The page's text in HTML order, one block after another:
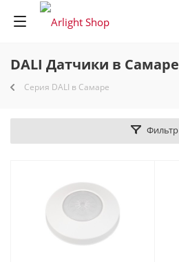
DALI Датчики в Самаре
Серия DALI в Самаре
Фильтр